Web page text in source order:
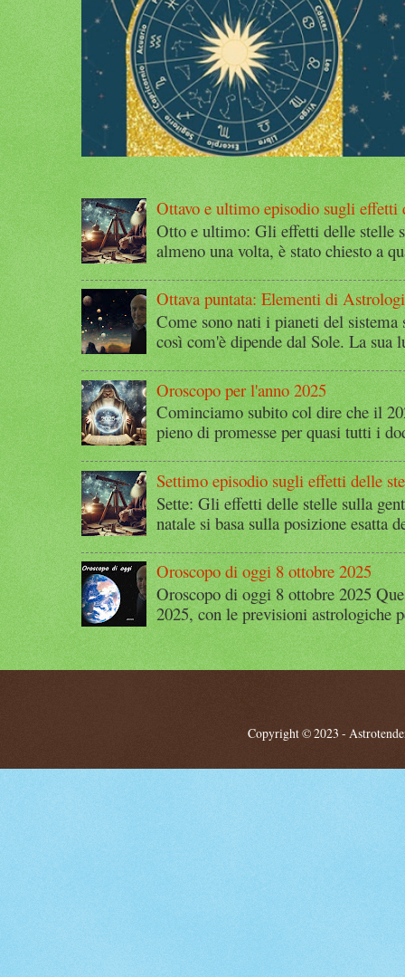
Ottavo e ultimo episodio sugli effetti
Otto e ultimo: Gli effetti delle stelle
almeno una volta, è stato chiesto a
Ottava puntata: Elementi di
Come sono nati i pianeti del
così com'è dipende dal Sole. La sua
Oroscopo per l'anno 2025
Cominciamo subito col dire che il
pieno di promesse per quasi tutti i
Settimo episodio sugli effetti delle
Sette: Gli effetti delle stelle sulla
natale si basa sulla posizione esatta
Oroscopo di oggi 8 ottobre 2025
Oroscopo di oggi 8 ottobre 2025
2025, con le previsioni astrologiche
Copyright © 2023 -